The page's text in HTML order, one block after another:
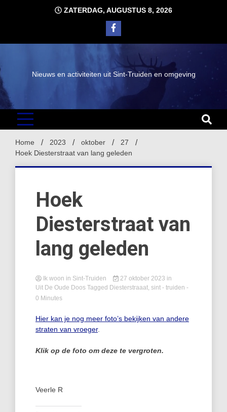
ZATERDAG, AUGUSTUS 8, 2026
Nieuws en activiteiten uit Sint-Truiden en omgeving
Home 2023 oktober
27
Hoek Diesterstraat van lang geleden
Hoek
Diesterstraat van
lang geleden
Ik woon in Sint-Truiden 27 oktober 2023 in
Uit De Oude Doos Tagged Diesterstraaat, sint - truiden -
0 Minutes
Hier kan je nog meer foto’s bekijken van andere
straten van vroeger.
Klik op de foto om deze te vergroten.
Veerle R